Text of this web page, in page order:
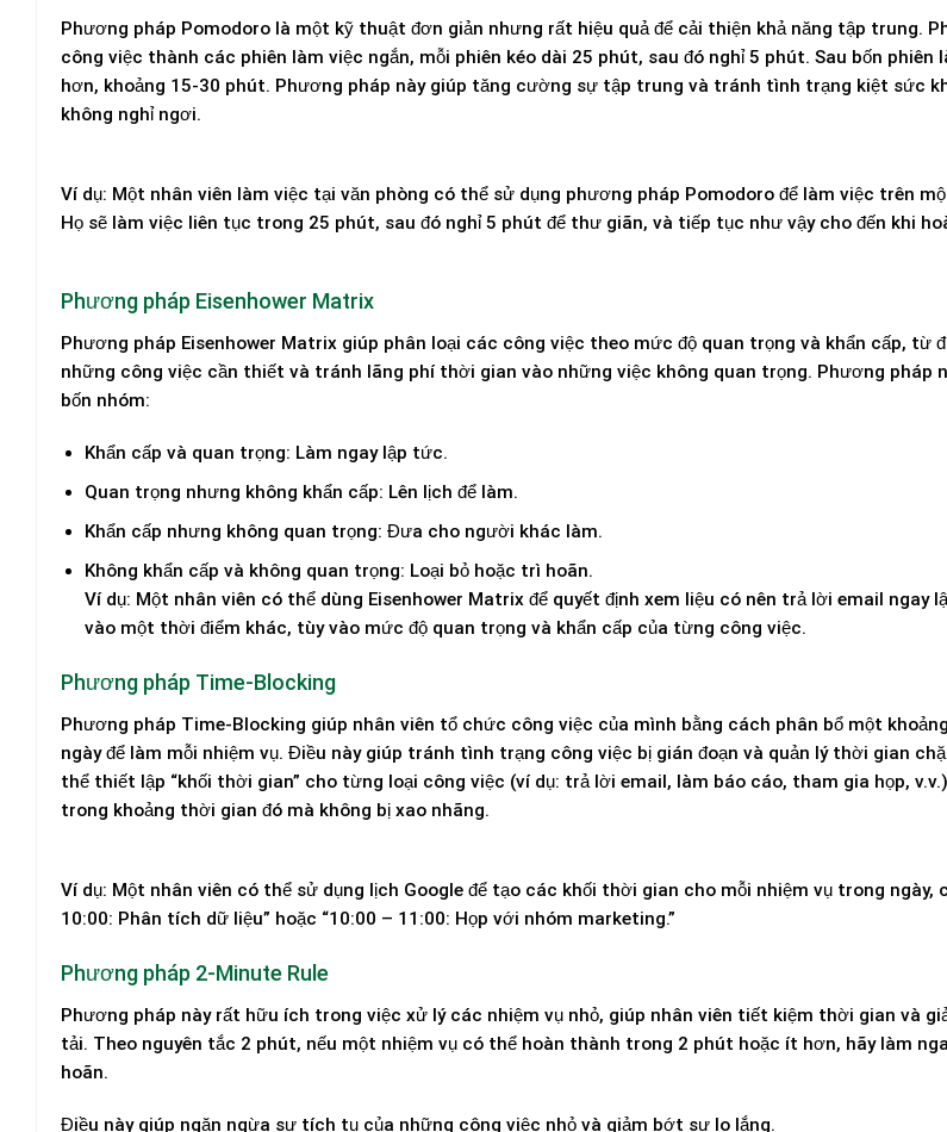
Phương pháp Pomodoro là một kỹ thuật đơn giản nhưng rất hiệu quả để cải thiện khả năng tập trung.
công việc thành các phiên làm việc ngắn, mỗi phiên kéo dài 25 phút, sau đó nghỉ 5 phút. Sau bốn phiên
hơn, khoảng 15-30 phút. Phương pháp này giúp tăng cường sự tập trung và tránh tình trạng kiệt sức
không nghỉ ngơi.
Ví dụ: Một nhân viên làm việc tại văn phòng có thể sử dụng phương pháp Pomodoro để làm việc trên
Họ sẽ làm việc liên tục trong 25 phút, sau đó nghỉ 5 phút để thư giãn, và tiếp tục như vậy cho đến khi
Phương pháp Eisenhower Matrix
Phương pháp Eisenhower Matrix giúp phân loại các công việc theo mức độ quan trọng và khẩn cấp, từ
những công việc cần thiết và tránh lãng phí thời gian vào những việc không quan trọng. Phương pháp
bốn nhóm:
Khẩn cấp và quan trọng: Làm ngay lập tức.
Quan trọng nhưng không khẩn cấp: Lên lịch để làm.
Khẩn cấp nhưng không quan trọng: Đưa cho người khác làm.
Không khẩn cấp và không quan trọng: Loại bỏ hoặc trì hoãn.
Ví dụ: Một nhân viên có thể dùng Eisenhower Matrix để quyết định xem liệu có nên trả lời email ngay
vào một thời điểm khác, tùy vào mức độ quan trọng và khẩn cấp của từng công việc.
Phương pháp Time-Blocking
Phương pháp Time-Blocking giúp nhân viên tổ chức công việc của mình bằng cách phân bổ một
ngày để làm mỗi nhiệm vụ. Điều này giúp tránh tình trạng công việc bị gián đoạn và quản lý thời gian
thể thiết lập “khối thời gian” cho từng loại công việc (ví dụ: trả lời email, làm báo cáo, tham gia họp,
trong khoảng thời gian đó mà không bị xao nhãng.
Ví dụ: Một nhân viên có thể sử dụng lịch Google để tạo các khối thời gian cho mỗi nhiệm vụ trong ngày,
10:00: Phân tích dữ liệu” hoặc “10:00 – 11:00: Họp với nhóm marketing.”
Phương pháp 2-Minute Rule
Phương pháp này rất hữu ích trong việc xử lý các nhiệm vụ nhỏ, giúp nhân viên tiết kiệm thời gian và
tải. Theo nguyên tắc 2 phút, nếu một nhiệm vụ có thể hoàn thành trong 2 phút hoặc ít hơn, hãy làm
hoãn.
Điều này giúp ngăn ngừa sự tích tụ của những công việc nhỏ và giảm bớt sự lo lắng.